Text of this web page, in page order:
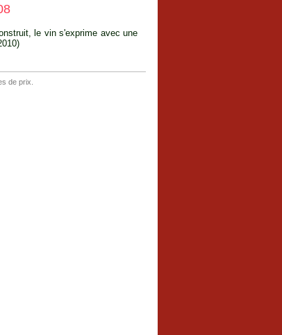
le vin s'exprime avec une
de prix.